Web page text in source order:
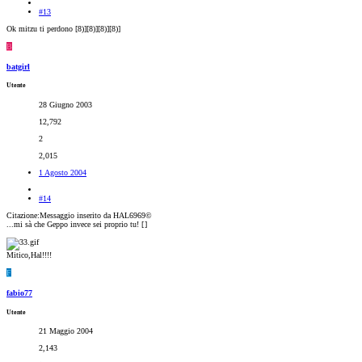
#13
Ok mitzu ti perdono [8)][8)][8)][8)]
B
batgirl
Utente
28 Giugno 2003
12,792
2
2,015
1 Agosto 2004
#14
Citazione:Messaggio inserito da HAL6969©
...mi sà che Geppo invece sei proprio tu! []
Mitico,Hal!!!!
F
fabio77
Utente
21 Maggio 2004
2,143